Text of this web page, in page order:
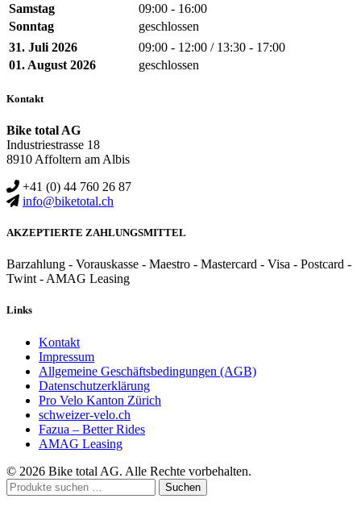
Samstag
09:00 - 16:00
Sonntag
geschlossen
31. Juli 2026
09:00 - 12:00 / 13:30 - 17:00
01. August 2026
geschlossen
Kontakt
Bike total AG
Industriestrasse 18
8910 Affoltern am Albis
+41 (0) 44 760 26 87
info@biketotal.ch
AKZEPTIERTE ZAHLUNGSMITTEL
Barzahlung - Vorauskasse - Maestro - Mastercard - Visa - Postcard -
Twint - AMAG Leasing
Links
Kontakt
Impressum
Allgemeine Geschäftsbedingungen (AGB)
Datenschutzerklärung
Pro Velo Kanton Zürich
schweizer-velo.ch
Fazua – Better Rides
AMAG Leasing
© 2026 Bike total AG. Alle Rechte vorbehalten.
Suchen
nach:
Suchen